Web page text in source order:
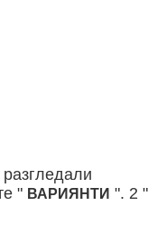
" ВАРИЯНТИ ". 2 "